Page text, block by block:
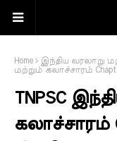
Home இந்திய வரலாறு
மற்றும் கலாச்சாரம்
TNPSC
கலாச்சாரம்